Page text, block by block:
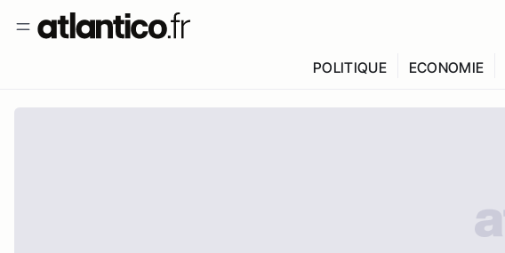
POLITIQUE ECONOMIE